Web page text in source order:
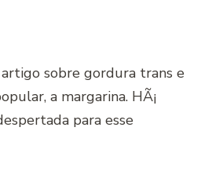
sobre gordura trans e
a margarina. HÃ¡
para esse